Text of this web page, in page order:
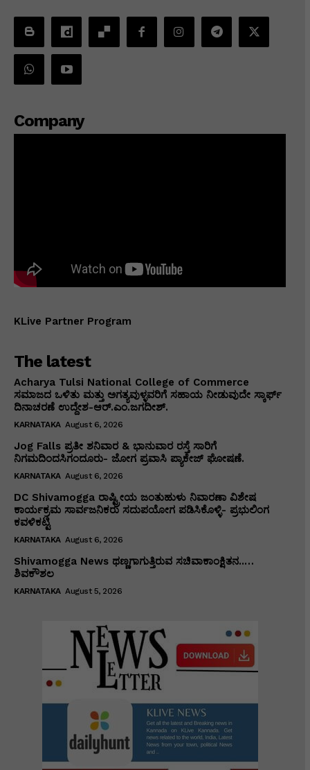
Company
KLive Partner Program
The latest
Acharya Tulsi National College of Commerce
ಸಮಾಜದ ಒಳಿತು ಮತ್ತು ಅಗತ್ಯವುಳ್ಳವರಿಗೆ ಸಹಾಯ ನೀಡುವುದೇ ಸ್ಕಾರ್ಫ್
ದಿನಾಚರಣೆ ಉದ್ದೇಶ-ಆರ್.ಎಂ.ಜಗದೀಶ್.
KARNATAKA August 6, 2026
Jog Falls ಪ್ರತೀ ಶನಿವಾರ & ಭಾನುವಾರ ರಸ್ತೆ ಸಾರಿಗೆ
ನಿಗಮದಿಂದಸಿಗಂದೂರು- ಜೋಗ ಪ್ರವಾಸಿ ಪ್ಯಾಕೇಜ್ ಘೋಷಣೆ.
KARNATAKA August 6, 2026
DC Shivamogga ರಾಷ್ಟ್ರೀಯ ಜಂತುಹುಳು ನಿವಾರಣಾ ವಿಶೇಷ
ಕಾರ್ಯಕ್ರಮ ಸಾರ್ವಜನಿಕರು ಸದುಪಯೋಗ ಪಡಿಸಿಕೊಳ್ಳಿ- ಪ್ರಭುಲಿಂಗ
ಕವಳಿಕಟ್ಟಿ
KARNATAKA August 6, 2026
Shivamogga News ಥಣ್ಣಗಾಗುತ್ತಿರುವ ಸಚಿವಾಕಾಂಕ್ಷಿತನ..…
ಶಿವಕೌಶಲ
KARNATAKA August 5, 2026